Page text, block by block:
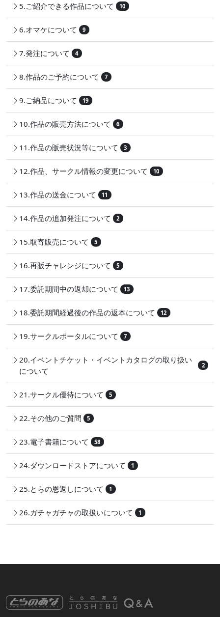
5.ご紹介できる作品について 10
6.オマケについて 9
7.発注について 4
8.作品のご予約について 7
9.ご納品について 19
10.作品の販売方法について 6
11.作品の販売状況等について 3
12.作品、サークル情報の変更について 10
13.作品の送金について 11
14.作品の追加発注について 2
15.取寄販売について 5
16.再販チャレンジについて 5
17.委託期間中の返却について 13
18.委託期間経過後の作品の返本について 12
19.サークルポータルについて 7
20.イベントチケット・イベントカタログの取り扱い
について
2
21.サークル優待について 5
22.その他のご質問 5
23.電子書籍について 58
24.ダウンロードストアについて 1
25.とらの恩返しについて 1
26.ガチャガチャの取扱いについて 1